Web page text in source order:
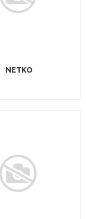
NETKO